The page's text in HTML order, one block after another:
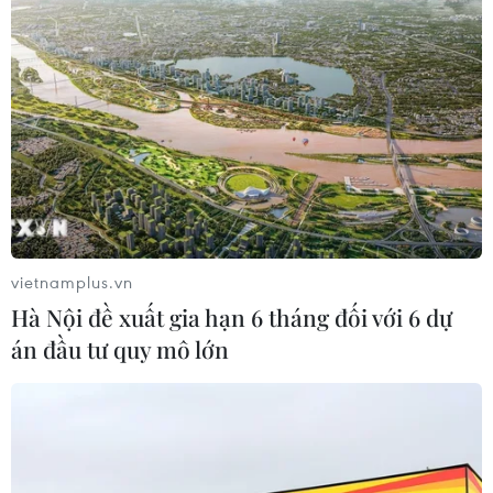
Mỹ đánh giá thỏa thuận hòa bình
Armenia-Azerbaijan và sáng kiến
TRIPP
09/08/2026 06:56
Khủng hoảng nắng nóng đẩy 34 tỉnh
của Pháp vào mức nguy cơ cháy
rừng cao
08/08/2026 23:59
vietnamplus.vn
Hà Nội đề xuất gia hạn 6 tháng đối với 6 dự
án đầu tư quy mô lớn